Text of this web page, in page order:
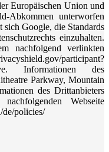
Europäischen Union und
Abkommen unterworfen
Google, die Standards
einzuhalten.
nachfolgend verlinkten
participant?
Informationen des
Parkway, Mountain
des Drittanbieters
Webseite
policies/